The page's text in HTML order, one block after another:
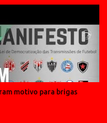
motivo para brigas